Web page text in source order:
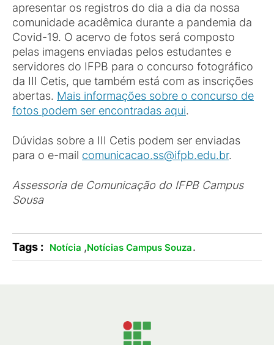
apresentar os registros do dia a dia da nossa
comunidade acadêmica durante a pandemia da
Covid-19. O acervo de fotos será composto
pelas imagens enviadas pelos estudantes e
servidores do IFPB para o concurso fotográfico
da III Cetis, que também está com as inscrições
abertas. Mais informações sobre o concurso de
fotos podem ser encontradas aqui.
Dúvidas sobre a III Cetis podem ser enviadas
para o e-mail comunicacao.ss@ifpb.edu.br.
Assessoria de Comunicação do IFPB Campus
Sousa
Tags : Notícia ,Notícias Campus Souza.